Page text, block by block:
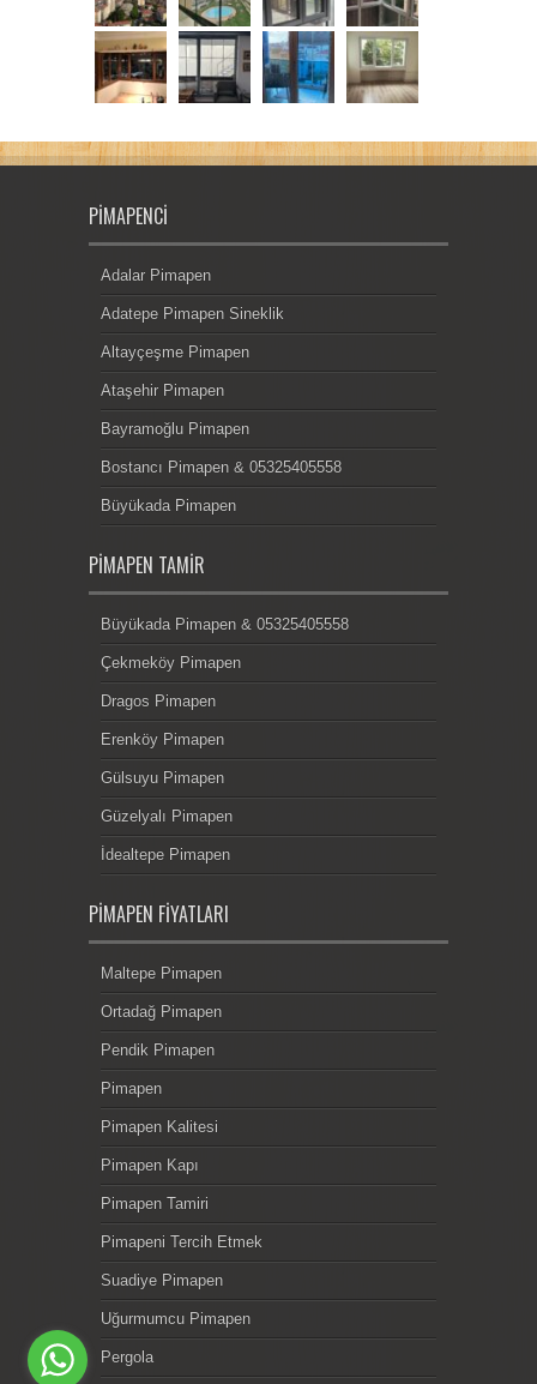
PIMAPENCI
Adalar Pimapen
Adatepe Pimapen Sineklik
Altayçeşme Pimapen
Ataşehir Pimapen
Bayramoğlu Pimapen
Bostancı Pimapen & 05325405558
Büyükada Pimapen
PIMAPEN TAMIR
Büyükada Pimapen & 05325405558
Çekmeköy Pimapen
Dragos Pimapen
Erenköy Pimapen
Gülsuyu Pimapen
Güzelyalı Pimapen
İdealtepe Pimapen
PIMAPEN FIYATLARI
Maltepe Pimapen
Ortadağ Pimapen
Pendik Pimapen
Pimapen
Pimapen Kalitesi
Pimapen Kapı
Pimapen Tamiri
Pimapeni Tercih Etmek
Suadiye Pimapen
Uğurmumcu Pimapen
Pergola